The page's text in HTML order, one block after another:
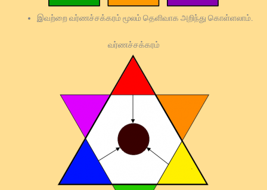
இவற்றை வர்ணச்சக்கரம் மூலம் தெளிவாக அறிந்து கொள்ளலாம்.
வர்ணச்சக்கரம்